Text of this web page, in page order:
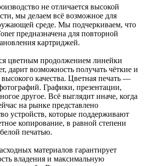
не отличается высокой
мы делаем всё возможное для
среде. Мы подчеркиваем, что
предназначена для повторной
картриджей.
цветным продолжением линейки
дарит возможность получать чёткие и
качества. Цветная печать —
Графики, презентации,
другое. Всё выглядит иначе, когда
на рынке представлено
устройств, которые поддерживают
копирование, в равной степени
печатью.
материалов гарантирует
владения и максимальную